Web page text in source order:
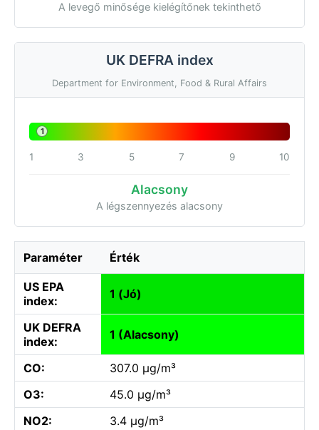
A levegő minősége kielégítőnek tekinthető
UK DEFRA index
Department for Environment, Food & Rural Affairs
1
1 3 5 7 9 10
Alacsony
A légszennyezés alacsony
Paraméter Érték
US EPA
index:
1 (Jó)
UK DEFRA
index:
1 (Alacsony)
CO:
307.0 µg/m³
O3:
45.0 µg/m³
NO2:
3.4 µg/m³